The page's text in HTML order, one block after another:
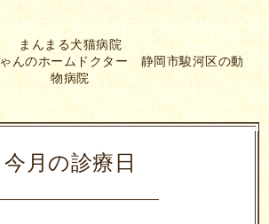
まんまる犬猫病院
んのホームドクター 静岡市駿河区の動
物病院
今月の診療日